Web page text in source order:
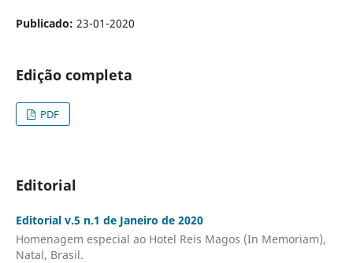
Publicado: 23-01-2020
Edição completa
PDF
Editorial
Editorial v.5 n.1 de Janeiro de 2020
Homenagem especial ao Hotel Reis Magos (In Memoriam),
Natal, Brasil.